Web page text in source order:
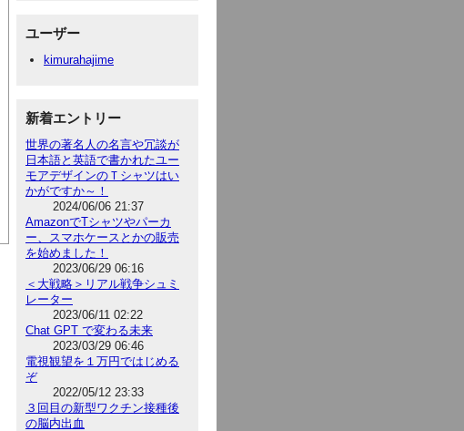
ユーザー
kimurahajime
新着エントリー
世界の著名人の名言や冗談が
日本語と英語で書かれたユー
モアデザインのＴシャツはい
かがですか～！
2024/06/06 21:37
AmazonでTシャツやパーカ
ー、スマホケースとかの販売
を始めました！
2023/06/29 06:16
＜大戦略＞リアル戦争シュミ
レーター
2023/06/11 02:22
Chat GPT で変わる未来
2023/03/29 06:46
電視観望を１万円ではじめる
ぞ
2022/05/12 23:33
３回目の新型ワクチン接種後
の脳内出血